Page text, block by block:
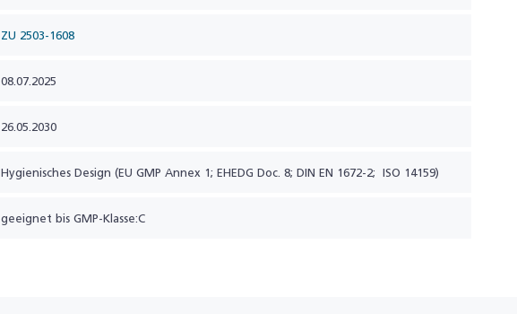
ZU 2503-1608
08.07.2025
26.05.2030
Hygienisches Design (EU GMP Annex 1; EHEDG Doc. 8; DIN EN 1672-2; ISO 14159)
geeignet bis GMP-Klasse:C